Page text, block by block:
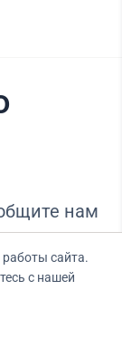
нам
выгодные
сайта.
с нашей